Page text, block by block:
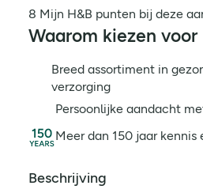
8 Mijn H&B punten bij deze
Waarom kiezen voor
Breed assortiment in
verzorging
Persoonlijke aandacht
Meer dan 150 jaar kennis
Beschrijving